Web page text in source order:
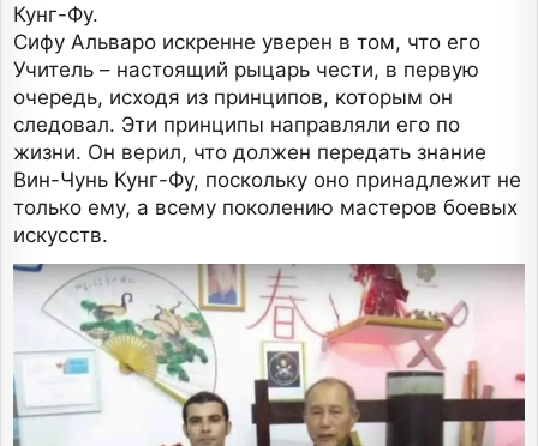
Кунг-Фу.
Сифу Альваро искренне уверен в том, что его
Учитель – настоящий рыцарь чести, в первую
очередь, исходя из принципов, которым он
следовал. Эти принципы направляли его по
жизни. Он верил, что должен передать знание
Вин-Чунь Кунг-Фу, поскольку оно принадлежит не
только ему, а всему поколению мастеров боевых
искусств.